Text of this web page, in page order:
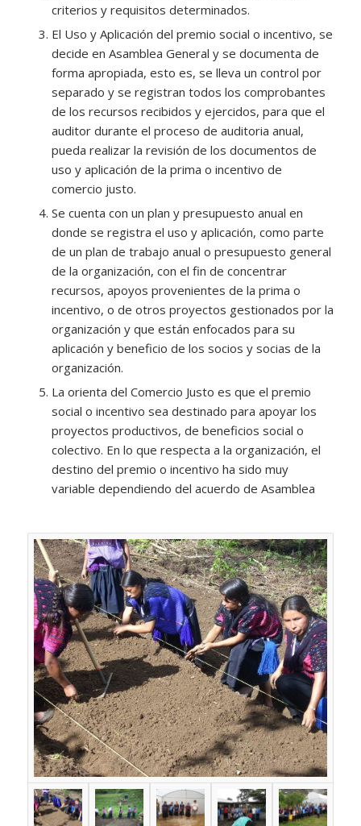
criterios y requisitos determinados.
El Uso y Aplicación del premio social o incentivo, se
decide en Asamblea General y se documenta de
forma apropiada, esto es, se lleva un control por
separado y se registran todos los comprobantes
de los recursos recibidos y ejercidos, para que el
auditor durante el proceso de auditoria anual,
pueda realizar la revisión de los documentos de
uso y aplicación de la prima o incentivo de
comercio justo.
Se cuenta con un plan y presupuesto anual en
donde se registra el uso y aplicación, como parte
de un plan de trabajo anual o presupuesto general
de la organización, con el fin de concentrar
recursos, apoyos provenientes de la prima o
incentivo, o de otros proyectos gestionados por la
organización y que están enfocados para su
aplicación y beneficio de los socios y socias de la
organización.
La orienta del Comercio Justo es que el premio
social o incentivo sea destinado para apoyar los
proyectos productivos, de beneficios social o
colectivo. En lo que respecta a la organización, el
destino del premio o incentivo ha sido muy
variable dependiendo del acuerdo de Asamblea